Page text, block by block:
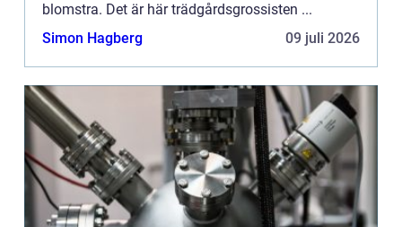
blomstra. Det är här trädgårdsgrossisten ...
Simon Hagberg
09 juli 2026